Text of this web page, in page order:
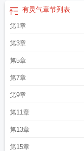
的苹果手机有哪些型号有灵
男人有灵性的人有什么特征
是什么样的人
有灵气章节列表
第1章
第3章
第5章
第7章
第9章
第11章
第13章
第15章